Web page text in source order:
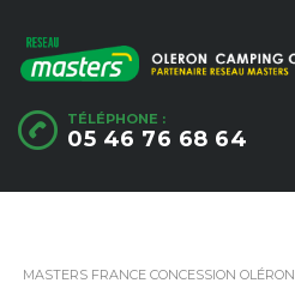
TÉLÉPHONE :
05 46 76 68 64
MASTERS FRANCE CONCESSION OLÉRON